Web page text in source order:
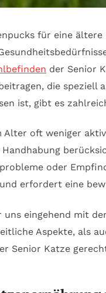
für eine
der Senior
die speziell
ist, gibt es
oft weniger
oder
erfordert eine
eingehend mit
Aspekte, als
Senior Katze